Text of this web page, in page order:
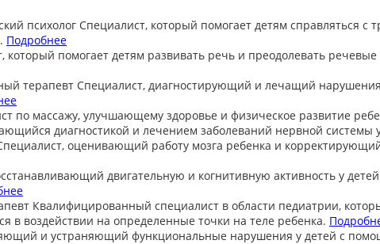
психолог Специалист, который помогает детям справляться с
Подробнее
который помогает детям развивать речь и преодолевать
терапевт Специалист, диагностирующий и лечащий
по массажу, улучшающему здоровье и физическое развитие
диагностикой и лечением заболеваний нервной системы
оценивающий работу мозга ребенка и
двигательную и когнитивную активность у детей
Квалифицированный специалист в области педиатрии,
в воздействии на определенные точки на теле ребенка.
и устраняющий функциональные нарушения у детей с